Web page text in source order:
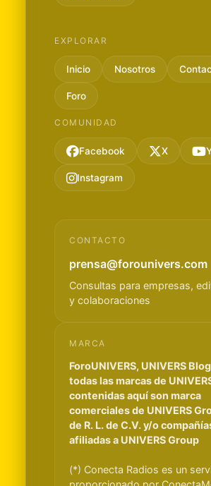
EXPLORAR
Inicio Nosotros
Foro
COMUNIDAD
Facebook X
Instagram
CONTACTO
prensa@forounivers.com
Consultas para empresas,
y colaboraciones
MARCA
ForoUNIVERS, UNIVERS
todas las marcas de
contenidas aquí son marca
comerciales de UNIVERS
de R. L. de C.V. y/o
afiliadas a UNIVERS Group
(*) Conecta Radios es un